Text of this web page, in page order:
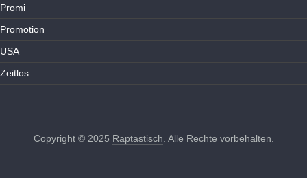
Promi
Promotion
USA
Zeitlos
Copyright © 2025 Raptastisch . Alle Rechte vorbehalten.